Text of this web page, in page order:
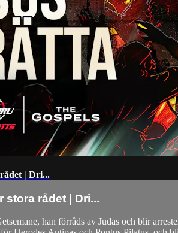
| Dri...
rådet | Dri...
han förråds av Judas och blir